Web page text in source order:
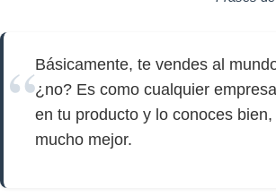
Básicamente, te vendes al
¿no? Es como cualquier
en tu producto y lo conoces
mucho mejor.